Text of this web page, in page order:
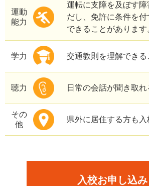
運動
能力
運転に支障を及ぼす
だし、免許に条件を
できることがあります
学力 交通教則を理解できる
聴力 日常の会話が聞き取れ
その
他
県外に居住する方も入
入校お申し込み